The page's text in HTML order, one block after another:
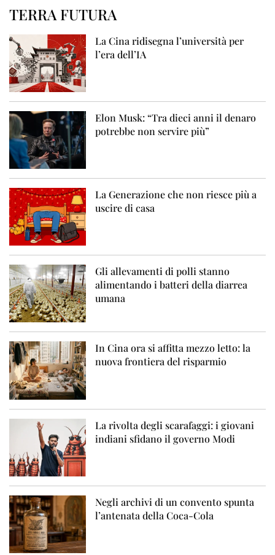
TERRA FUTURA
La Cina ridisegna l’università per
l’era dell’IA
Elon Musk: “Tra dieci anni il denaro
potrebbe non servire più”
La Generazione che non riesce più a
uscire di casa
Gli allevamenti di polli stanno
alimentando i batteri della diarrea
umana
In Cina ora si affitta mezzo letto: la
nuova frontiera del risparmio
La rivolta degli scarafaggi: i giovani
indiani sfidano il governo Modi
Negli archivi di un convento spunta
l’antenata della Coca-Cola